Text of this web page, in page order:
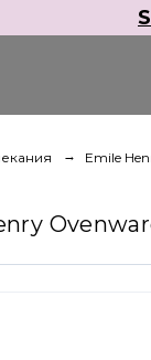
Emile